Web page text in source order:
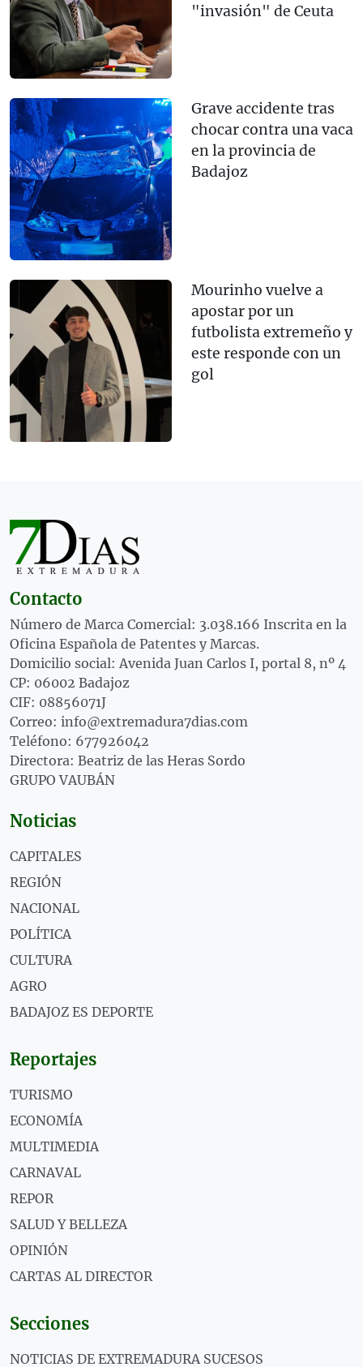
"invasión" de Ceuta
Grave accidente tras
chocar contra una vaca
en la provincia de
Badajoz
Mourinho vuelve a
apostar por un
futbolista extremeño y
este responde con un
gol
Contacto
Número de Marca Comercial: 3.038.166 Inscrita en la
Oficina Española de Patentes y Marcas.
Domicilio social: Avenida Juan Carlos I, portal 8, nº 4
CP: 06002 Badajoz
CIF: 08856071J
Correo: info@extremadura7dias.com
Teléfono: 677926042
Directora: Beatriz de las Heras Sordo
GRUPO VAUBÁN
Noticias
CAPITALES
REGIÓN
NACIONAL
POLÍTICA
CULTURA
AGRO
BADAJOZ ES DEPORTE
Reportajes
TURISMO
ECONOMÍA
MULTIMEDIA
CARNAVAL
REPOR
SALUD Y BELLEZA
OPINIÓN
CARTAS AL DIRECTOR
Secciones
NOTICIAS DE EXTREMADURA SUCESOS